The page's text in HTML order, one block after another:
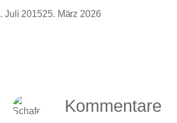
Juli 201525. März 2026
Kommentare